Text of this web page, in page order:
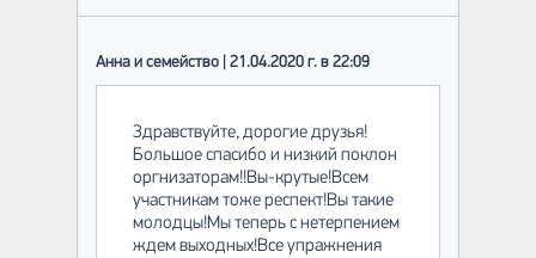
Анна и семейство | 21.04.2020 г. в 22:09
Здравствуйте, дорогие друзья!
Большое спасибо и низкий поклон
оргнизаторам!!Вы-крутые!Всем
участникам тоже респект!Вы такие
молодцы!Мы теперь с нетерпением
ждем выходных!Все упражнения